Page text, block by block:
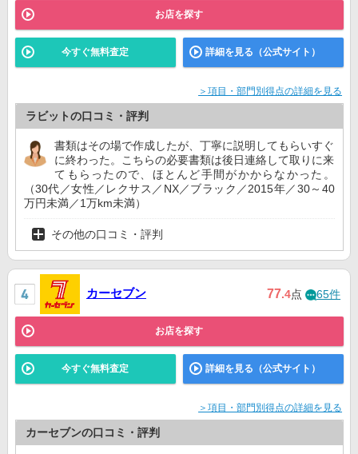
お店を探す
今すぐ無料査定 詳細を見る（公式サイト）
＞項目・部門別得点の詳細を見る
ラビットの口コミ・評判
書類はその場で作成したが、丁寧に説明してもらいすぐ
に終わった。こちらの必要書類は後日連絡して取りに来
てもらったので、ほとんど手間がかからなかった。
（30代／女性／レクサス／NX／ブラック／2015年／30～40
万円未満／1万km未満）
その他の口コミ・評判
カーセブン 77.4点 65件
お店を探す
今すぐ無料査定 詳細を見る（公式サイト）
＞項目・部門別得点の詳細を見る
カーセブンの口コミ・評判